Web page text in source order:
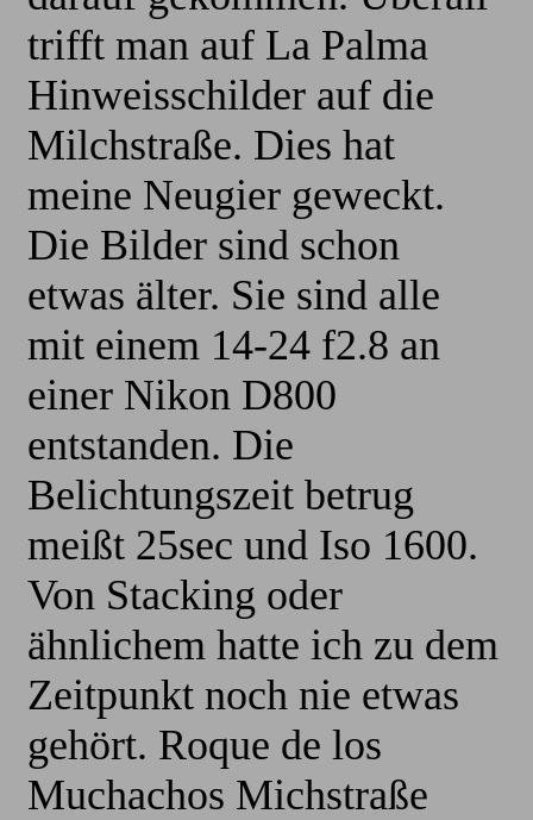
trifft man auf La Palma
Hinweisschilder auf die
Milchstraße. Dies hat
meine Neugier geweckt.
Die Bilder sind schon
etwas älter. Sie sind alle
mit einem 14-24 f2.8 an
einer Nikon D800
entstanden. Die
Belichtungszeit betrug
meißt 25sec und Iso 1600.
Von Stacking oder
ähnlichem hatte ich zu dem
Zeitpunkt noch nie etwas
gehört. Roque de los
Muchachos Michstraße